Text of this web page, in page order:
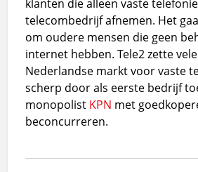
klanten die alleen vaste
telecombedrijf afnemen. Het
om oudere mensen die geen
internet hebben. Tele2 zette
Nederlandse markt voor vaste
scherp door als eerste bedrijf
monopolist KPN met
beconcurreren.